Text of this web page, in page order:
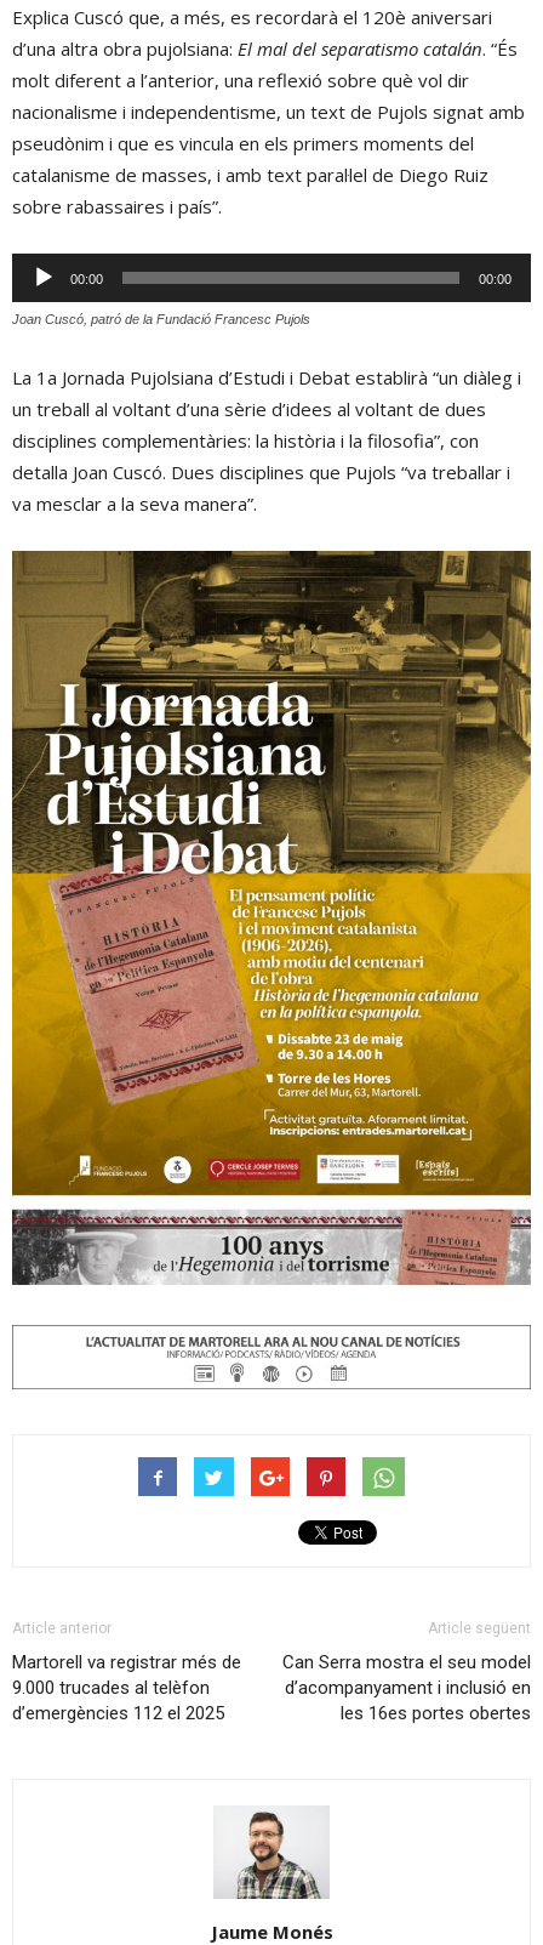
Explica Cuscó que, a més, es recordarà el 120è aniversari
d’una altra obra pujolsiana: El mal del separatismo catalán. “És
molt diferent a l’anterior, una reflexió sobre què vol dir
nacionalisme i independentisme, un text de Pujols signat amb
pseudònim i que es vincula en els primers moments del
catalanisme de masses, i amb text paral·lel de Diego Ruiz
sobre rabassaires i país”.
Reproductor
d'àudio
00:00 00:00
Joan Cuscó, patró de la Fundació Francesc Pujols
La 1a Jornada Pujolsiana d’Estudi i Debat establirà “un diàleg i
un treball al voltant d’una sèrie d’idees al voltant de dues
disciplines complementàries: la història i la filosofia”, con
detalla Joan Cuscó. Dues disciplines que Pujols “va treballar i
va mesclar a la seva manera”.
Article anterior
Martorell va registrar més de
9.000 trucades al telèfon
d’emergències 112 el 2025
Article següent
Can Serra mostra el seu model
d’acompanyament i inclusió en
les 16es portes obertes
Jaume Monés